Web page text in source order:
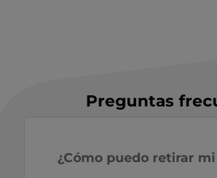
Preguntas
¿Cómo puedo retirar